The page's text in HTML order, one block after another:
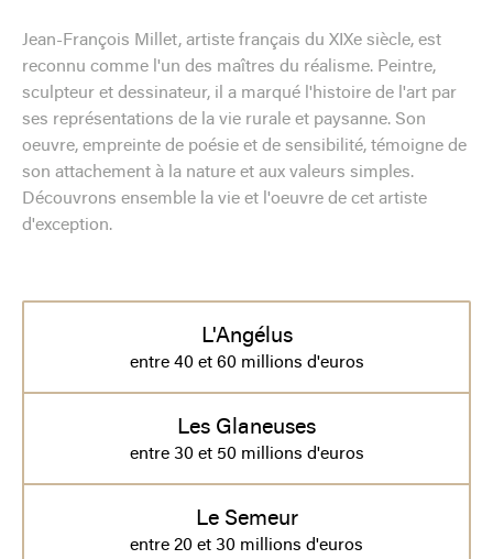
Jean-François Millet, artiste français du XIXe siècle, est
reconnu comme l'un des maîtres du réalisme. Peintre,
sculpteur et dessinateur, il a marqué l'histoire de l'art par
ses représentations de la vie rurale et paysanne. Son
oeuvre, empreinte de poésie et de sensibilité, témoigne de
son attachement à la nature et aux valeurs simples.
Découvrons ensemble la vie et l'oeuvre de cet artiste
d'exception.
L'Angélus
entre 40 et 60 millions d'euros
Les Glaneuses
entre 30 et 50 millions d'euros
Le Semeur
entre 20 et 30 millions d'euros